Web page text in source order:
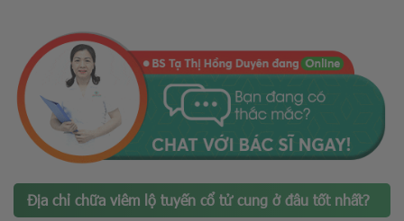
Địa chỉ chữa viêm lộ tuyến cổ tử cung ở đâu tốt nhất?